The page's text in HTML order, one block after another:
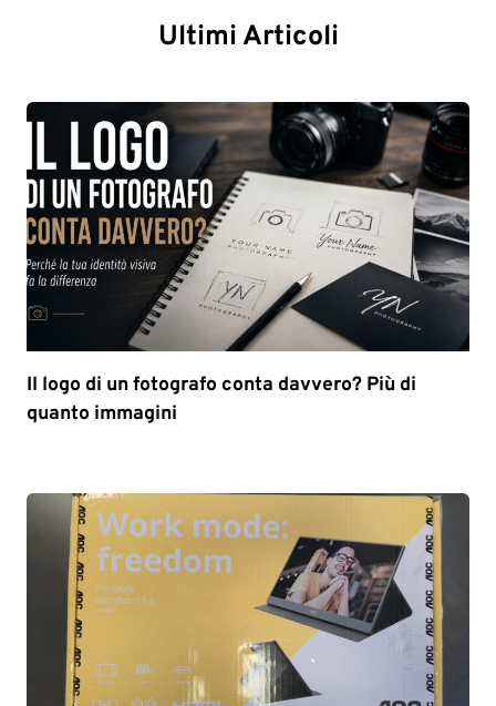
Ultimi Articoli
Il logo di un fotografo conta davvero? Più di
quanto immagini